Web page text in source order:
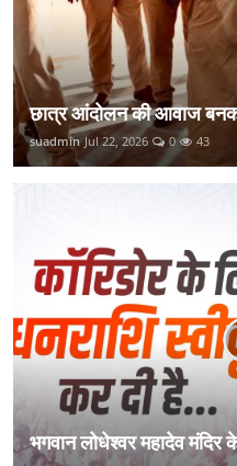
छात्र आंदोलन की आवाज
suadmin Jul 22, 2026 0 43
भगवान लोधेश्वर महादेव मंदिर